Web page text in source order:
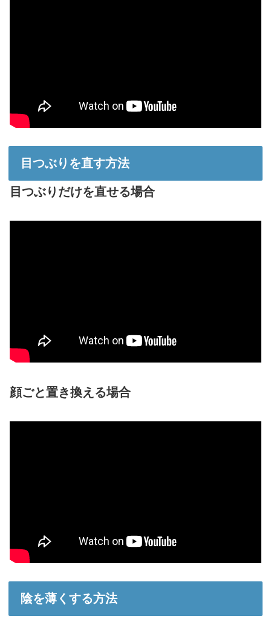
目つぶりを直す方法
目つぶりだけを直せる場合
顔ごと置き換える場合
陰を薄くする方法